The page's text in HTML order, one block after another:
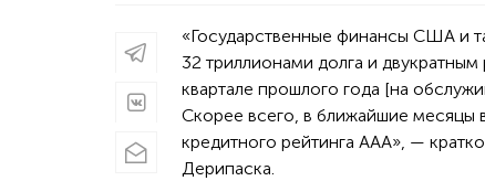
«Государственные финансы США и так находятся в чрезвычайно уязвимом, мягко говоря, положении с
32 триллионами долга и
квартале прошлого года [на
Скорее всего, в ближайшие месяцы
кредитного рейтинга AAA», —
Дерипаска.